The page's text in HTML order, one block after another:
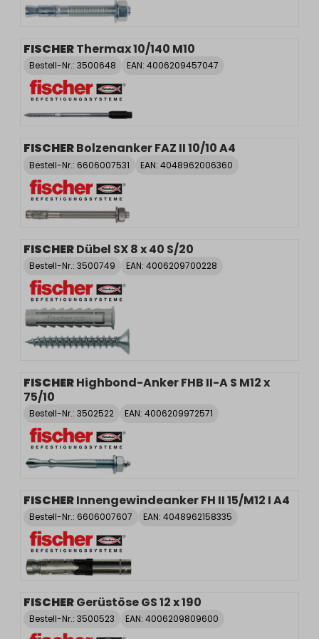
FISCHERThermax 10/140 M10
Bestell-Nr.: 3500648 EAN: 4006209457047
FISCHERBolzenanker FAZ II 10/10 A4
Bestell-Nr.: 6606007531 EAN: 4048962006360
FISCHERDübel SX 8 x 40 S/20
Bestell-Nr.: 3500749 EAN: 4006209700228
FISCHERHighbond-Anker FHB II-A S M12 x
75/10
Bestell-Nr.: 3502522 EAN: 4006209972571
FISCHERInnengewindeanker FH II 15/M12 I A4
Bestell-Nr.: 6606007607 EAN: 4048962158335
FISCHERGerüstöse GS 12 x 190
Bestell-Nr.: 3500523 EAN: 4006209809600